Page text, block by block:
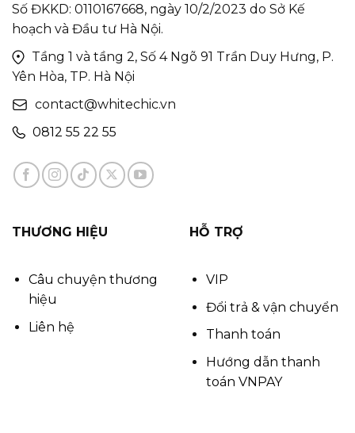
Số ĐKKD: 0110167668, ngày 10/2/2023 do Sở Kế
hoạch và Đầu tư Hà Nội.
Tầng 1 và tầng 2, Số 4 Ngõ 91 Trần Duy Hưng, P.
Yên Hòa, TP. Hà Nội
contact@whitechic.vn
0812 55 22 55
THƯƠNG HIỆU
Câu chuyện thương
hiệu
Liên hệ
HỖ TRỢ
VIP
Đổi trả & vận chuyển
Thanh toán
Hướng dẫn thanh
toán VNPAY